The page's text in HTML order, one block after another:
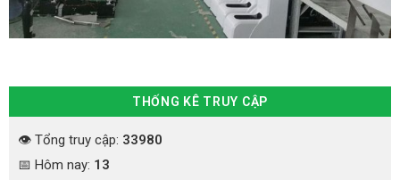
THỐNG KÊ TRUY CẬP
👁 Tổng truy cập: 33980
📅 Hôm nay: 13